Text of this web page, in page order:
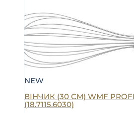
NEW
ВІНЧИК (30 СМ) WMF PROFI
(18.7115.6030)